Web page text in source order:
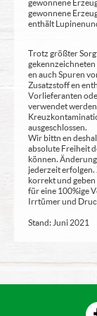
gewonnene
gewonnene
enthält Lupinen
Trotz größter
en auch Spuren
Zusatzstoff en
Vorlieferanten
verwendet
ausgeschlossen.
Wir bittn en
absolute Freiheit
können.
jederzeit
korrekt und geben
für eine 100%ige
Irrtümer und
Stand: Juni 2021